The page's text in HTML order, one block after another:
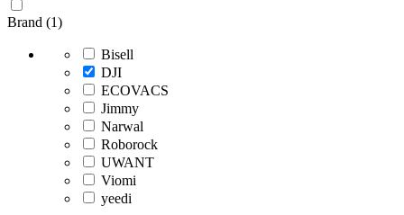
Brand (1)
Bisell
DJI
ECOVACS
Jimmy
Narwal
Roborock
UWANT
Viomi
yeedi